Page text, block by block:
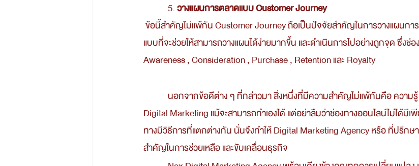
            5.
วางแผนการตลาดแบบ Customer Journey
แบบที่จะช่วยให้สามารถวางแผนได้ง่ายมากขึ้น และดำเนินการไปอย่างถูกจุด ซึ่งช่
Awareness , Consideration , Purchase , Retention และ Royalty
Digital Marketing แม้จะสามารถทำเองได้ แต่อย่าลืมว่าช่องทางออนไลน์ไม่ได้มีเ
ทางมีวิธีการที่แตกต่างกัน นั่นจึงทำให้ Digital Marketing Agency หรือ ที่ปรึกษ
สำคัญในการช่วยเหลือ และขับเคลื่อนธุรกิจ